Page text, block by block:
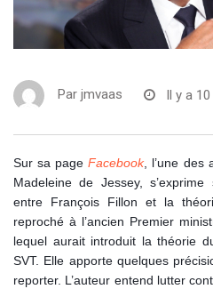
Par jmvaas Il y a
Sur sa pageFacebook, l’une des
Madeleine de Jessey,
entre François Fillon et la
reproché à l’ancien Premier
lequel aurait introduit la théorie
SVT. Elle apporte quelques
reporter. L’auteur entend lutter